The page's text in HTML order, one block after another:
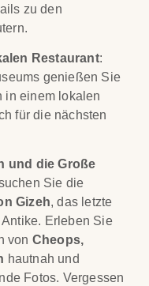
zu den
Restaurant:
genießen Sie
in einem lokalen
für die nächsten
und die Große
Sie die
Gizeh, das letzte
Erleben Sie
von Cheops,
hautnah und
Fotos. Vergessen